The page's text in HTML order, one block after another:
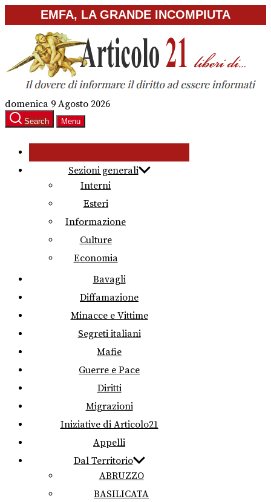
to
content
EMFA, LA GRANDE INCOMPIUTA
domenica 9 Agosto 2026
Search Menu
Sezioni generali
Interni
Esteri
Informazione
Culture
Economia
Bavagli
Diffamazione
Minacce e Vittime
Segreti italiani
Mafie
Guerre e Pace
Diritti
Migrazioni
Iniziative di Articolo21
Appelli
Dal Territorio
ABRUZZO
BASILICATA